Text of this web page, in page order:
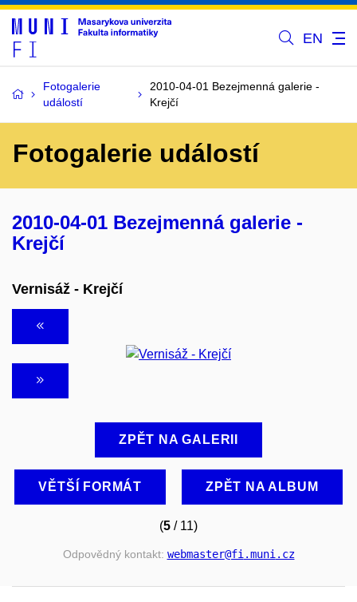
EN
Fotogalerie
událostí
2010-04-01 Bezejmenná galerie -
Krejčí
Fotogalerie událostí
2010-04-01 Bezejmenná galerie -
Krejčí
Vernisáž - Krejčí
ZPĚT NA GALERII
VĚTŠÍ FORMÁT ZPĚT NA ALBUM
(5 / 11)
Odpovědný kontakt: webmaster@fi.muni.cz